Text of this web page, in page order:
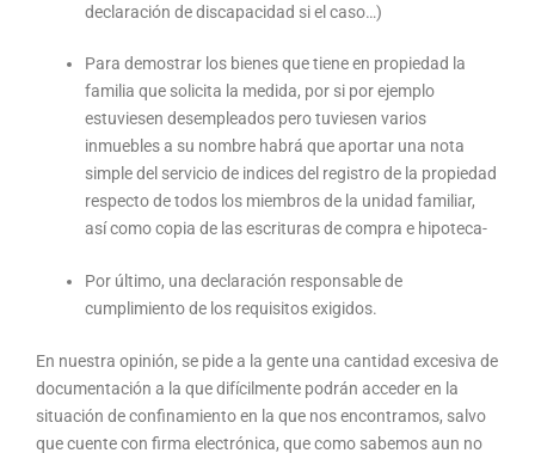
declaración de discapacidad si el caso…)
Para demostrar los bienes que tiene en propiedad la
familia que solicita la medida, por si por ejemplo
estuviesen desempleados pero tuviesen varios
inmuebles a su nombre habrá que aportar una nota
simple del servicio de indices del registro de la propiedad
respecto de todos los miembros de la unidad familiar,
así como copia de las escrituras de compra e hipoteca-
Por último, una declaración responsable de
cumplimiento de los requisitos exigidos.
En nuestra opinión, se pide a la gente una cantidad excesiva de
documentación a la que difícilmente podrán acceder en la
situación de confinamiento en la que nos encontramos, salvo
que cuente con firma electrónica, que como sabemos aun no